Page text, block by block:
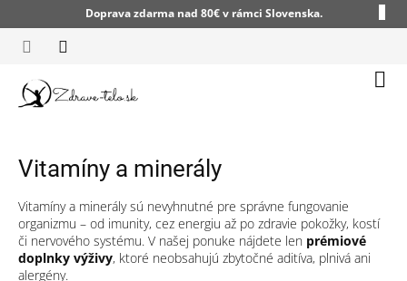
na
obsah
Doprava zdarma nad 80€ v rámci Slovenska.
Vitamíny a minerály
Vitamíny a minerály sú nevyhnutné pre správne fungovanie
organizmu – od imunity, cez energiu až po zdravie pokožky, kostí
či nervového systému. V našej ponuke nájdete len prémiové
doplnky výživy, ktoré neobsahujú zbytočné aditíva, plnivá ani
alergény.